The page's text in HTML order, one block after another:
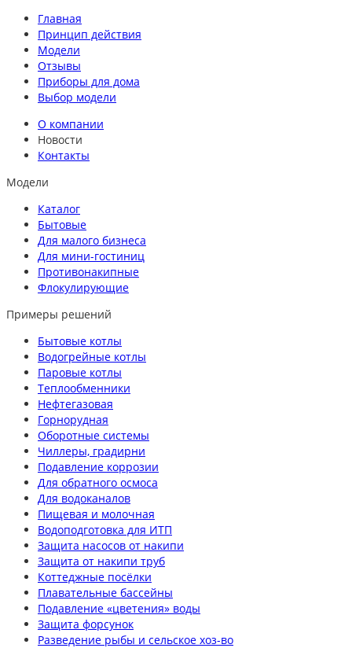
Главная
Принцип действия
Модели
Отзывы
Приборы для дома
Выбор модели
О компании
Новости
Контакты
Модели
Каталог
Бытовые
Для малого бизнеса
Для мини-гостиниц
Противонакипные
Флокулирующие
Примеры решений
Бытовые котлы
Водогрейные котлы
Паровые котлы
Теплообменники
Нефтегазовая
Горнорудная
Оборотные системы
Чиллеры, градирни
Подавление коррозии
Для обратного осмоса
Для водоканалов
Пищевая и молочная
Водоподготовка для ИТП
Защита насосов от накипи
Защита от накипи труб
Коттеджные посёлки
Плавательные бассейны
Подавление «цветения» воды
Защита форсунок
Разведение рыбы и сельское хоз-во